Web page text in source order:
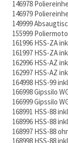
146978
146979
149999
155999
161996 HSS-ZA
161997 HSS-ZA
162996 HSS-AZ
162997 HSS-AZ
164998 HSS-99
166998 Gipssilo
166999 Gipssilo
168991 HSS-88
168996 HSS-88
168997 HSS-88
168998 HSS-88